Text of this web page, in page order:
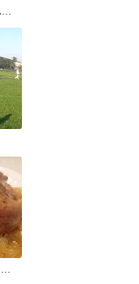
#питер #васильевскийостров #байкеры #иностранцы
#блюдоготово #можнокушать #простолук #лук #индейкавфольге #мясоиндейки